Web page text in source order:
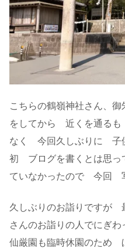
こちらの鶴嶺神社さん、
をしてから 近くを通る
なく 今回久しぶりに 子
初 ブログを書くとは思っ
ていなかったので 今回
久しぶりのお詣りですが
さんのお詣りの人でにぎ
仙厳園も臨時休園のため